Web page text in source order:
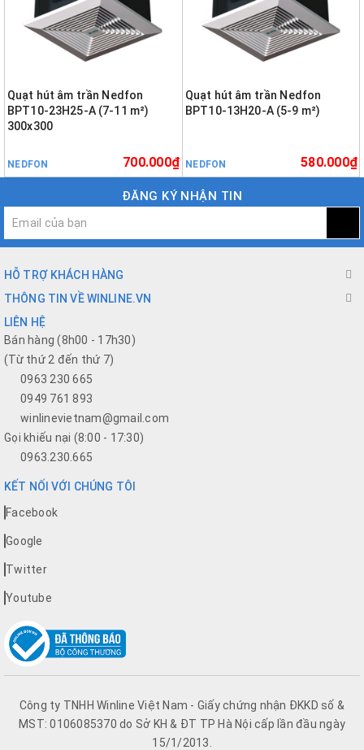
Quạt hút âm trần Nedfon
BPT10-23H25-A (7-11 m²)
300x300
NEDFON 700.000₫
Quạt hút âm trần Nedfon
BPT10-13H20-A (5-9 m²)
NEDFON 580.000₫
ĐĂNG KÝ NHẬN TIN
HỖ TRỢ KHÁCH HÀNG
THÔNG TIN VỀ WINLINE.VN
LIÊN HỆ
Bán hàng (8h00 - 17h30)
(Từ thứ 2 đến thứ 7)
0963 230 665
0949 761 893
winlinevietnam@gmail.com
Gọi khiếu nại (8:00 - 17:30)
0963.230.665
KẾT NỐI VỚI CHÚNG TÔI
Facebook
Google
Twitter
Youtube
Công ty TNHH Winline Việt Nam - Giấy chứng nhận ĐKKD số &
MST: 0106085370 do Sở KH & ĐT TP Hà Nội cấp lần đầu ngày
15/1/2013.